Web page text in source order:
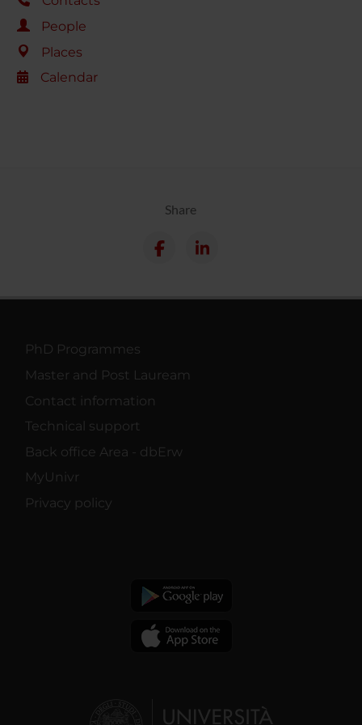
People
Places
Calendar
Share
PhD Programmes
Master and Post Lauream
Contact information
Technical support
Back office Area - dbErw
MyUnivr
Privacy policy